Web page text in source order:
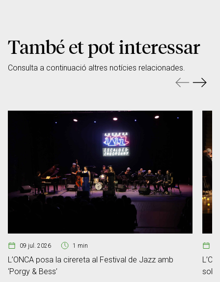
També et pot interessar
Consulta a continuació altres notícies relacionades.
09 jul. 2026 1 min
L’ONCA posa la cirereta al Festival de Jazz amb
‘Porgy & Bess’